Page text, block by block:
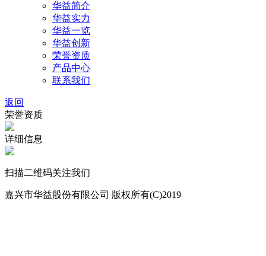
华益简介
华益实力
华益一览
华益创新
荣誉资质
产品中心
联系我们
返回
荣誉资质
详细信息
扫描二维码关注我们
嘉兴市华益股份有限公司 版权所有(C)2019